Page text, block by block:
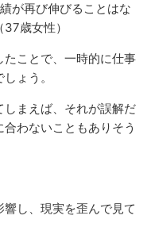
が再び伸びることはな
歳女性）
ことで、一時的に仕事
ょう。
しまえば、それが誤解だ
わないこともありそう
し、現実を歪んで見て